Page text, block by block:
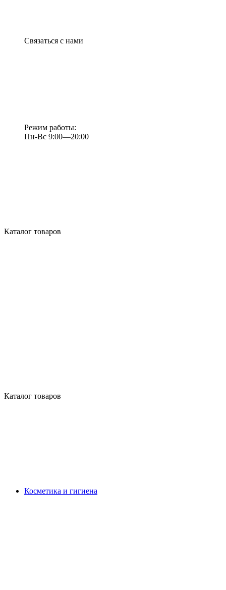
Связаться с нами
Режим работы:
Пн-Вс 9:00—20:00
Каталог товаров
Каталог товаров
Косметика и гигиена